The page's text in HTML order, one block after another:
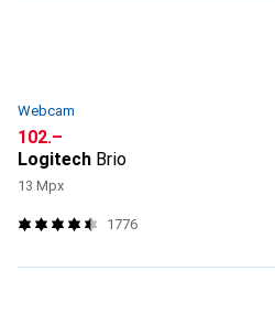
Webcam
CHF
102.–
Logitech Brio
13 Mpx
1776